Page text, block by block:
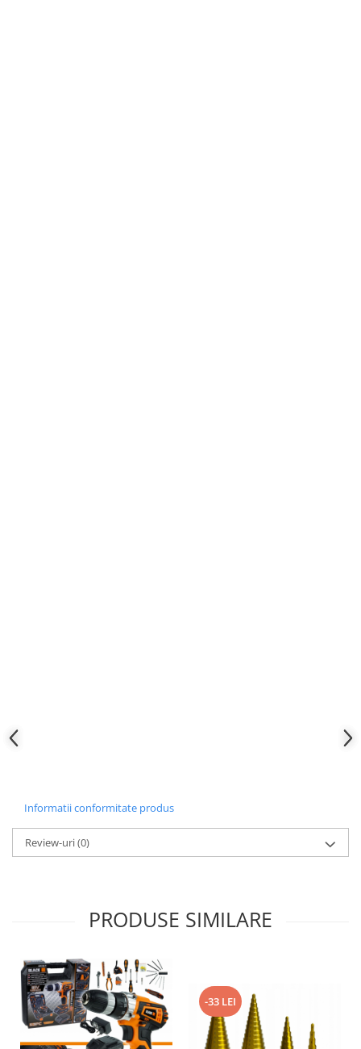
Informatii conformitate produs
Review-uri(0)
PRODUSE SIMILARE
-33 LEI